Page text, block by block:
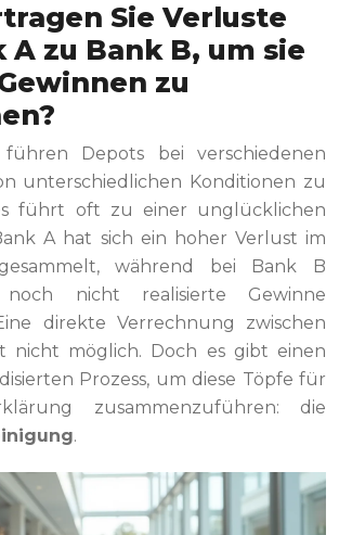
Sie Verluste
A zu Bank B, um sie
zu
Depots bei verschiedenen
unterschiedlichen Konditionen zu
führt oft zu einer unglücklichen
A hat sich ein hoher Verlust im
während bei Bank B
noch nicht realisierte Gewinne
direkte Verrechnung zwischen
nicht möglich. Doch es gibt einen
Prozess, um diese Töpfe für
zusammenzuführen: die
.